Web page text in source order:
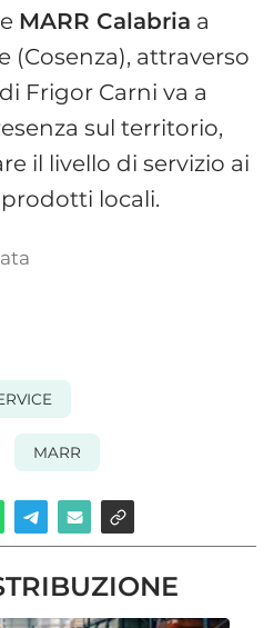
MARR Calabria a
(Cosenza), attraverso
Frigor Carni va a
sul territorio,
il livello di servizio ai
locali.
MARR